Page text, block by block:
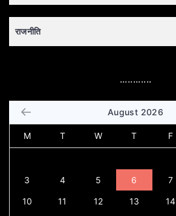
राजनीति
............
August 2026
M T W T F
3 4 5 6 7
10 11 12 13 14